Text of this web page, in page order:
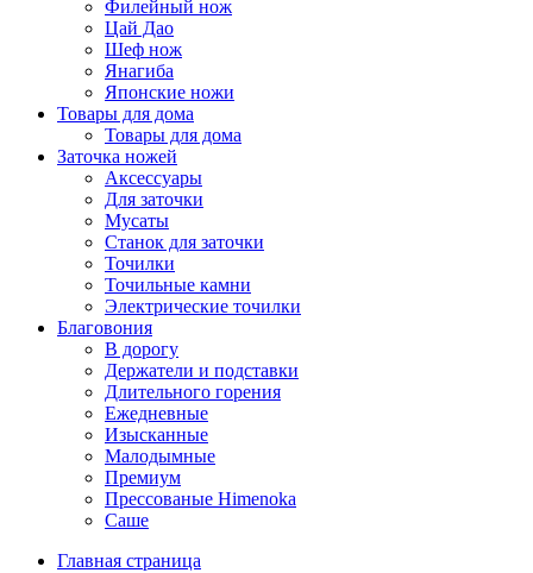
Филейный нож
Цай Дао
Шеф нож
Янагиба
Японские ножи
Товары для дома
Товары для дома
Заточка ножей
Аксессуары
Для заточки
Мусаты
Станок для заточки
Точилки
Точильные камни
Электрические точилки
Благовония
В дорогу
Держатели и подставки
Длительного горения
Ежедневные
Изысканные
Малодымные
Премиум
Прессованые Himenoka
Саше
Главная страница